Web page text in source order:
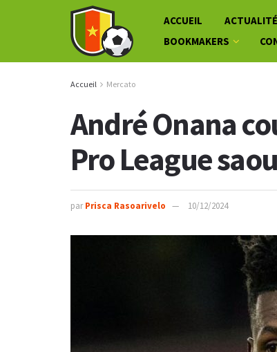
ACCUEIL ACTUALITÉ
BOOKMAKERS
Accueil Mercato
André Onana
Pro League
par Prisca Rasoarivelo 10/12/2024